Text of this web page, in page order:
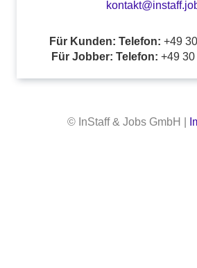
Für Kunden: Telefon: +49
Für Jobber: Telefon: +49
© InStaff & Jobs GmbH |